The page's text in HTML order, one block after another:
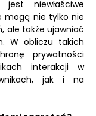
niewłaściwe
mogą nie tylko nie
ale także ujawniać
W obliczu takich
prywatności
interakcji w
jak i na